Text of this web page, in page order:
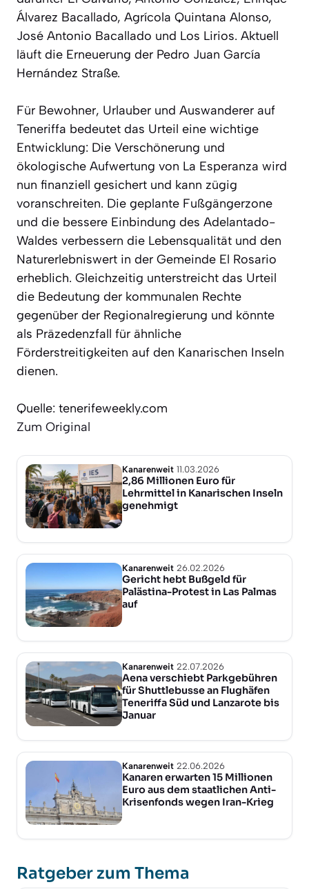
Álvarez Bacallado, Agrícola Quintana Alonso,
José Antonio Bacallado und Los Lirios. Aktuell
läuft die Erneuerung der Pedro Juan García
Hernández Straße.
Für Bewohner, Urlauber und Auswanderer auf
Teneriffa bedeutet das Urteil eine wichtige
Entwicklung: Die Verschönerung und
ökologische Aufwertung von La Esperanza wird
nun finanziell gesichert und kann zügig
voranschreiten. Die geplante Fußgängerzone
und die bessere Einbindung des Adelantado-
Waldes verbessern die Lebensqualität und den
Naturerlebniswert in der Gemeinde El Rosario
erheblich. Gleichzeitig unterstreicht das Urteil
die Bedeutung der kommunalen Rechte
gegenüber der Regionalregierung und könnte
als Präzedenzfall für ähnliche
Förderstreitigkeiten auf den Kanarischen Inseln
dienen.
Quelle: tenerifeweekly.com
Zum Original
Kanarenweit 11.03.2026
2,86 Millionen Euro für
Lehrmittel in Kanarischen Inseln
genehmigt
Kanarenweit 26.02.2026
Gericht hebt Bußgeld für
Palästina-Protest in Las Palmas
auf
Kanarenweit 22.07.2026
Aena verschiebt Parkgebühren
für Shuttlebusse an Flughäfen
Teneriffa Süd und Lanzarote bis
Januar
Kanarenweit 22.06.2026
Kanaren erwarten 15 Millionen
Euro aus dem staatlichen Anti-
Krisenfonds wegen Iran-Krieg
Ratgeber zum Thema